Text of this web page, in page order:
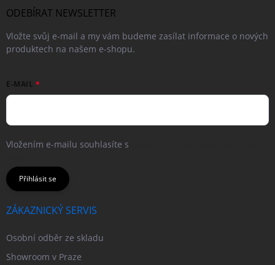
ODEBÍRAT NEWSLETTER
Vložte svůj e-mail a my vám budeme zasílat informace o nových
produktech na našem e-shopu.
E-MAIL
Vložením e-mailu souhlasíte s
Přihlásit se
ZÁKAZNICKÝ SERVIS
Osobní odběr ze skladu
Showroom v Praze